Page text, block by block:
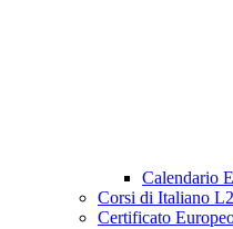
Calendario
Corsi di Italiano L2
Certificato